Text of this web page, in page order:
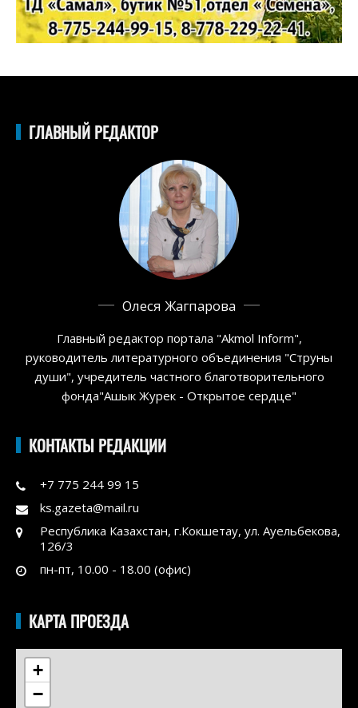
ГЛАВНЫЙ РЕДАКТОР
Олеся Жагпарова
Главный редактор портала "Akmol Inform",
руководитель литературного объединения "Струны
души", учредитель частного благотворительного
фонда"Ашык Журек - Открытое сердце"
КОНТАКТЫ РЕДАКЦИИ
+7 775 244 99 15
ks.gazeta@mail.ru
Республика Казахстан, г.Кокшетау, ул. Ауельбекова,
126/3
пн-пт, 10.00 - 18.00 (офис)
КАРТА ПРОЕЗДА
+
−